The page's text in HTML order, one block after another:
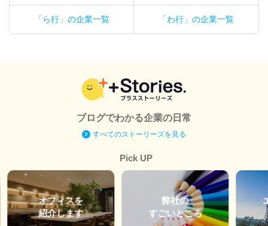
「ら行」の企業一覧 「わ行」の企業一覧
ブログでわかる企業の日常
すべてのストーリーズを見る
Pick UP
オフィスを
紹介します
弊社の
すごいところ